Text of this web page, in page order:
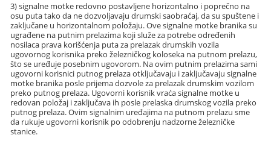
3) signalne motke redovno postavljene horizontalno i poprečno na
osu puta tako da ne dozvoljavaju drumski saobraćaj, da su spuštene i
zaključane u horizontalnom položaju. Ove signalne motke branika su
ugrađene na putnim prelazima koji služe za potrebe određenih
nosilaca prava korišćenja puta za prelazak drumskih vozila
ugovornog korisnika preko železničkog koloseka na putnom prelazu,
što se uređuje posebnim ugovorom. Na ovim putnim prelazima sami
ugovorni korisnici putnog prelaza otključavaju i zaključavaju signalne
motke branika posle prijema dozvole za prelazak drumskim vozilom
preko putnog prelaza. Ugovorni korisnik vraća signalne motke u
redovan položaj i zaključava ih posle prelaska drumskog vozila preko
putnog prelaza. Ovim signalnim uređajima na putnom prelazu sme
da rukuje ugovorni korisnik po odobrenju nadzorne železničke
stanice.